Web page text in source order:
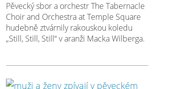
Pěvecký sbor a orchestr The Tabernacle
Choir and Orchestra at Temple Square
hudebně ztvárnily rakouskou koledu
„Still, Still, Still“ v aranži Macka Wilberga.